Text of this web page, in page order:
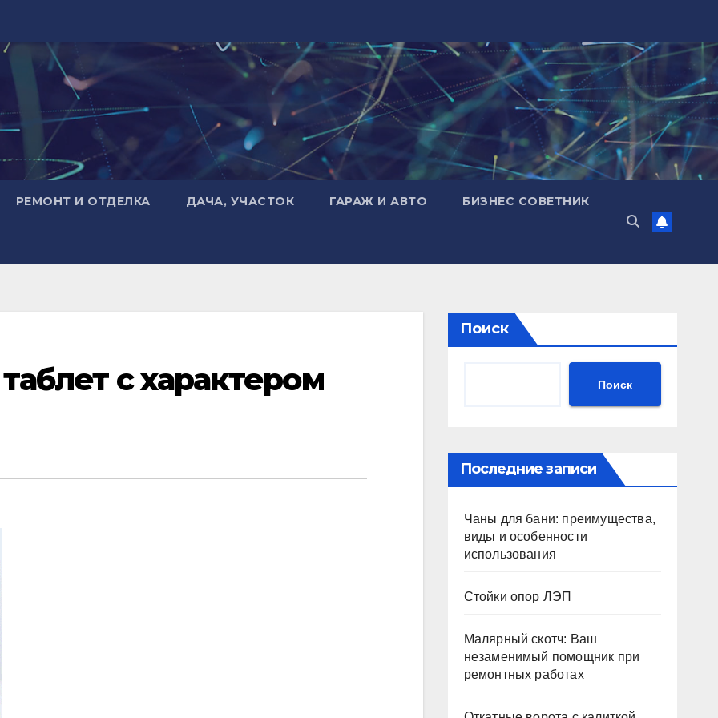
РЕМОНТ И ОТДЕЛКА ДАЧА, УЧАСТОК ГАРАЖ И АВТО БИЗНЕС СОВЕТНИК
с характером
Поиск
Поиск
Последние записи
Чаны для бани: преимущества,
виды и особенности
использования
Стойки опор ЛЭП
Малярный скотч: Ваш
незаменимый помощник при
ремонтных работах